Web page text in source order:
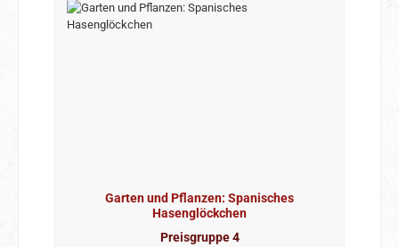
Garten und Pflanzen: Spanisches
Hasenglöckchen
Preisgruppe 4